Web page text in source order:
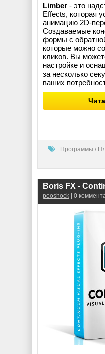
Limber - это
Effects, которая
анимацию 2D-
Создаваемые
формы с
которые можно
кликов. Вы
настройке и
за несколько
ваших
Программы /
pooshock | 0